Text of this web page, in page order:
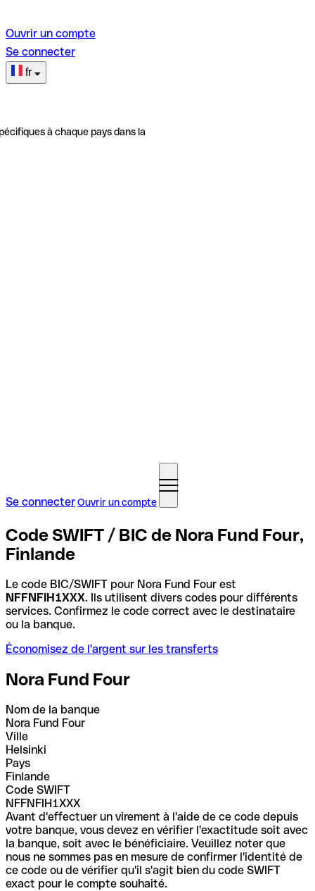
Ouvrir un compte
Se connecter
fr
à chaque pays dans la
Se connecterOuvrir un compte
Code SWIFT / BIC de Nora Fund Four,
Finlande
Le code BIC/SWIFT pour Nora Fund Four est
NFFNFIH1XXX. Ils utilisent divers codes pour différents
services. Confirmez le code correct avec le destinataire
ou la banque.
Économisez de l'argent sur les transferts
Nora Fund Four
Nom de la banque
Nora Fund Four
Ville
Helsinki
Pays
Finlande
Code SWIFT
NFFNFIH1XXX
Avant d'effectuer un virement à l'aide de ce code depuis
votre banque, vous devez en vérifier l'exactitude soit avec
la banque, soit avec le bénéficiaire. Veuillez noter que
nous ne sommes pas en mesure de confirmer l'identité de
ce code ou de vérifier qu'il s'agit bien du code SWIFT
exact pour le compte souhaité.